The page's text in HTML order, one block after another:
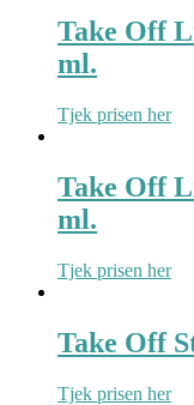
Take Off
ml.
Tjek prisen her
Take Off
ml.
Tjek prisen her
Take Off
Tjek prisen her